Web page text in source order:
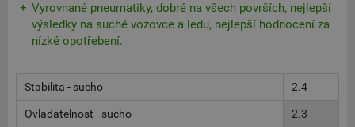
Vyrovnané pneumatiky, dobré na všech površích, nejlepší
výsledky na suché vozovce a ledu, nejlepší hodnocení za
nízké opotřebení.
Stabilita - sucho 2.4
Ovladatelnost - sucho 2.3